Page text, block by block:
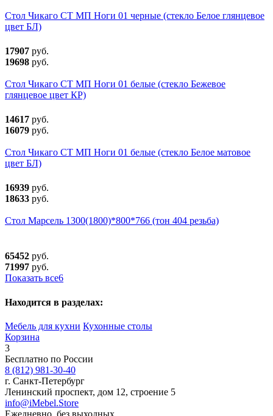
Стол Чикаго СТ МП Ноги 01 черные (стекло Белое глянцевое
цвет БЛ)
17907 руб.
19698 руб.
Стол Чикаго СТ МП Ноги 01 белые (стекло Бежевое
глянцевое цвет КР)
14617 руб.
16079 руб.
Стол Чикаго СТ МП Ноги 01 белые (стекло Белое матовое
цвет БЛ)
16939 руб.
18633 руб.
Стол Марсель 1300(1800)*800*766 (тон 404 резьба)
65452 руб.
71997 руб.
Показать все6
Находится в разделах:
Мебель для кухни Кухонные столы
Корзина
3
Бесплатно по России
8 (812) 981-30-40
г. Санкт-Петербург
Ленинский проспект, дом 12, строение 5
info@iMebel.Store
Ежедневно, без выходных